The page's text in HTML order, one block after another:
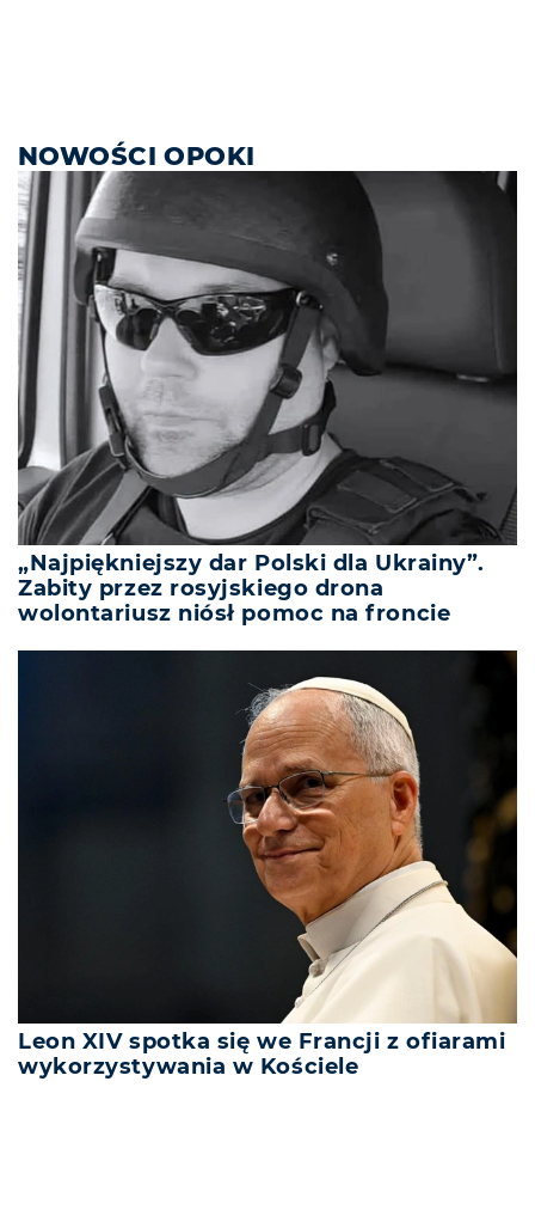
NOWOŚCI OPOKI
„Najpiękniejszy dar Polski dla Ukrainy”.
Zabity przez rosyjskiego drona
wolontariusz niósł pomoc na froncie
Leon XIV spotka się we Francji z ofiarami
wykorzystywania w Kościele